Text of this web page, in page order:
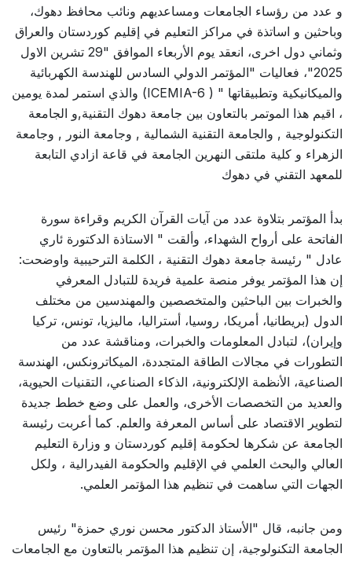
و عدد من رؤساء الجامعات ومساعديهم ونائب محافظ دهوك،
وباحثين و اساتذة في مراكز التعليم في إقليم كوردستان والعراق
وثماني دول اخرى، انعقد يوم الأربعاء الموافق "29 تشرين الاول
2025"، فعاليات "المؤتمر الدولي السادس للهندسة الكهربائية
والميكانيكية وتطبيقاتها " ( ICEMIA-6) والذي استمر لمدة يومين
، اقيم هذا الموتمر بالتعاون بين جامعة دهوك التقنية,و الجامعة
التكنولوجية , والجامعة التقنية الشمالية , وجامعة النور , وجامعة
الزهراء و كلية ملتقى النهرين الجامعة في قاعة ازادي التابعة
للمعهد التقني في دهوك
بدأ المؤتمر بتلاوة عدد من آيات القرآن الكريم وقراءة سورة
الفاتحة على أرواح الشهداء، وألقت " الاستاذة الدكتورة ئاري
عادل " رئيسة جامعة دهوك التقنية ، الكلمة الترحيبية واوضحت:
إن هذا المؤتمر يوفر منصة علمية فريدة للتبادل المعرفي
والخبرات بين الباحثين والمتخصصين والمهندسين من مختلف
الدول (بريطانيا، أمريكا، روسيا، أستراليا، ماليزيا، تونس، تركيا
وإيران)، لتبادل المعلومات والخبرات، ومناقشة عدد من
التطورات في مجالات الطاقة المتجددة، الميكاترونكس، الهندسة
الصناعية، الأنظمة الإلكترونية، الذكاء الصناعي، التقنيات الحيوية،
والعديد من التخصصات الأخرى، والعمل على وضع خطط جديدة
لتطوير الاقتصاد على أساس المعرفة والعلم. كما أعربت رئيسة
الجامعة عن شكرها لحكومة إقليم كوردستان و وزارة التعليم
العالي والبحث العلمي في الإقليم والحكومة الفيدرالية ، ولكل
الجهات التي ساهمت في تنظيم هذا المؤتمر العلمي.
ومن جانبه، قال "الأستاذ الدكتور محسن نوري حمزة" رئيس
الجامعة التكنولوجية، إن تنظيم هذا المؤتمر بالتعاون مع الجامعات